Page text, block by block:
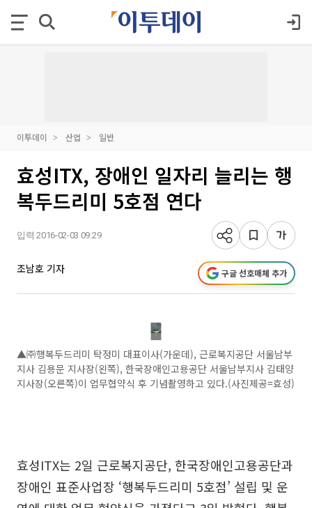
이투데이 산업 일반
효성ITX, 장애인 일자리 늘리는 행
복두드리미 5호점 연다
입력 2016-02-03 09:29
조남호 기자 구글 선호매체 추가
▲㈜행복두드리미 탁정미 대표이사(가운데), 근로복지공단 서울남부
지사 김용문 지사장(왼쪽), 한국장애인고용공단 서울남부지사 김태양
지사장(오른쪽)이 업무협약식 후 기념촬영하고 있다.(사진제공=효성)
효성ITX는 2일 근로복지공단, 한국장애인고용공단과
장애인 표준사업장 ‘행복두드리미 5호점’ 설립 및 운